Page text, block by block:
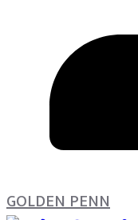
GOLDEN PENN